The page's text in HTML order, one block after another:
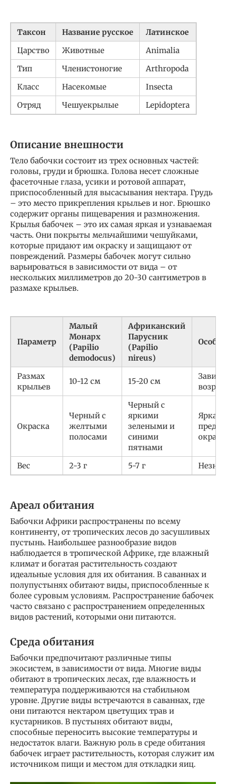
Таксон Название русское
Латинское
Царство
Животные
Animalia
Тип
Членистоногие
Arthropoda
Класс
Насекомые
Insecta
Отряд
Чешуекрылые Lepidoptera
Описание внешности
Тело бабочки состоит из трех основных частей:
головы, груди и брюшка. Голова несет сложные
фасеточные глаза, усики и ротовой аппарат,
приспособленный для высасывания нектара. Грудь
– это место прикрепления крыльев и ног. Брюшко
содержит органы пищеварения и размножения.
Крылья бабочек – это их самая яркая и узнаваемая
часть. Они покрыты мельчайшими чешуйками,
которые придают им окраску и защищают от
повреждений. Размеры бабочек могут сильно
варьироваться в зависимости от вида – от
нескольких миллиметров до 20-30 сантиметров в
размахе крыльев.
Параметр
Малый
Монарх
(Papilio
demodocus)
Африканский
Парусник
(Papilio
nireus)
Размах
крыльев
10-12 см 15-20 см
Окраска
Черный с
желтыми
полосами
Черный с
яркими
зелеными и
синими
пятнами
Яркая,
Вес 2-3 г 5-7 г
Ареал обитания
Бабочки Африки распространены по всему
континенту, от тропических лесов до засушливых
пустынь. Наибольшее разнообразие видов
наблюдается в тропической Африке, где влажный
климат и богатая растительность создают
идеальные условия для их обитания. В саваннах и
полупустынях обитают виды, приспособленные к
более суровым условиям. Распространение бабочек
часто связано с распространением определенных
видов растений, которыми они питаются.
Среда обитания
Бабочки предпочитают различные типы
экосистем, в зависимости от вида. Многие виды
обитают в тропических лесах, где влажность и
температура поддерживаются на стабильном
уровне. Другие виды встречаются в саваннах, где
они питаются нектаром цветущих трав и
кустарников. В пустынях обитают виды,
способные переносить высокие температуры и
недостаток влаги. Важную роль в среде обитания
бабочек играет растительность, которая служит им
источником пищи и местом для откладки яиц.